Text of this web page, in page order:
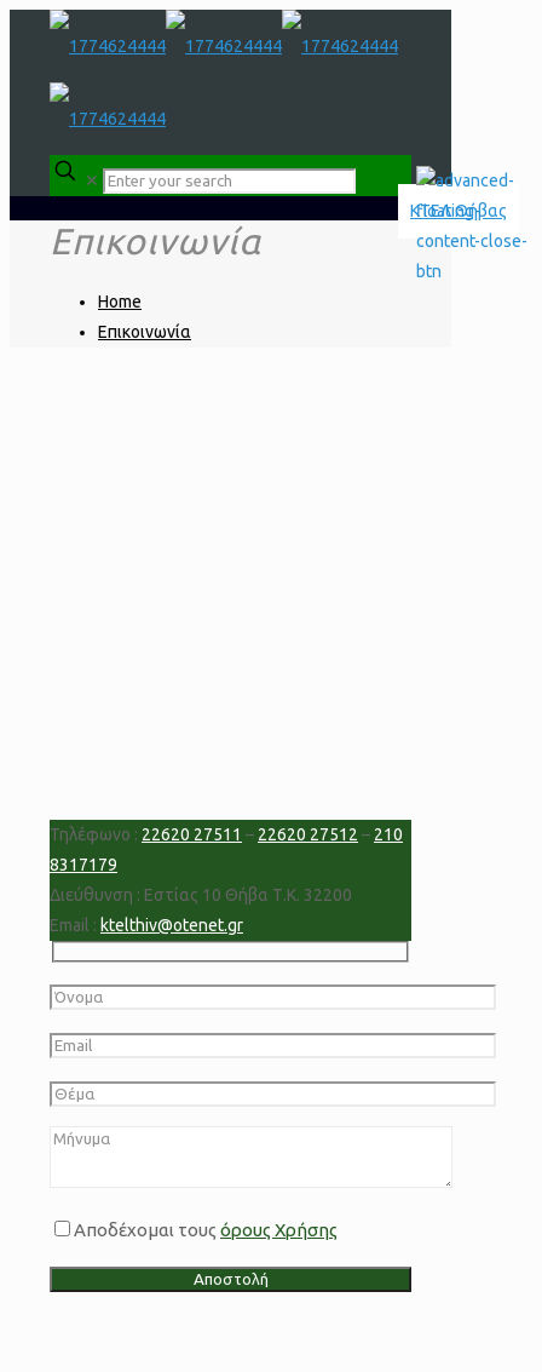
✕
Επικοινωνία
Home
Επικοινωνία
Τηλέφωνο : 22620 27511 – 22620 27512 – 210
8317179
Διεύθυνση : Εστίας 10 Θήβα Τ.Κ. 32200
Email : ktelthiv@otenet.gr
Αποδέχομαι τους όρους Χρήσης